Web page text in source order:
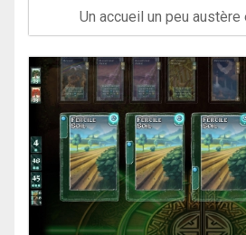
Un accueil un peu